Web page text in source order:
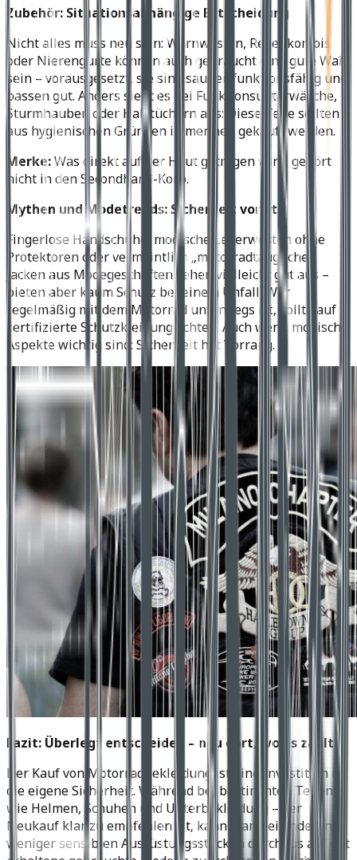
Zubehör: Situationsabhängige Entscheidung
Nicht alles muss neu sein: Warnwesten, Regenkombis
oder Nierengurte können auch gebraucht eine gute Wahl
sein – vorausgesetzt, sie sind sauber, funktionsfähig und
passen gut. Anders sieht es bei Funktionsunterwäsche,
Sturmhauben oder Halstüchern aus: Diese Teile sollten
aus hygienischen Gründen immer neu gekauft werden.
Merke:Was direkt auf der Haut getragen wird, gehört
nicht in den Secondhand-Korb.
Mythen und Modetrends: Sicherheit vor Stil
Fingerlose Handschuhe, modische Lederwesten ohne
Protektoren oder vermeintlich „motorradtaugliche“
Jacken aus Modegeschäften sehen vielleicht gut aus –
bieten aber kaum Schutz bei einem Unfall. Wer
regelmäßig mit dem Motorrad unterwegs ist, sollte auf
zertifizierte Schutzkleidung achten. Auch wenn modische
Aspekte wichtig sind: Sicherheit hat Vorrang.
Fazit: Überlegt entscheiden – neu dort, wo es zählt
Der Kauf von Motorradbekleidung ist eine Investition in
die eigene Sicherheit. Während bei bestimmten Teilen –
wie Helmen, Schuhen und Unterbekleidung – der
Neukauf klar zu empfehlen ist, kann man bei anderen,
weniger sensiblen Ausrüstungsstücken durchaus auf gut